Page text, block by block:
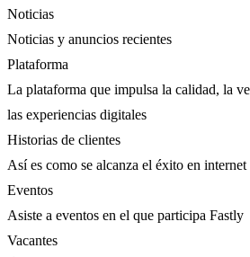
Noticias
Noticias y anuncios recientes
Plataforma
La plataforma que impulsa la calidad, la
las experiencias digitales
Historias de clientes
Así es como se alcanza el éxito en internet
Eventos
Asiste a eventos en el que participa Fastly
Vacantes